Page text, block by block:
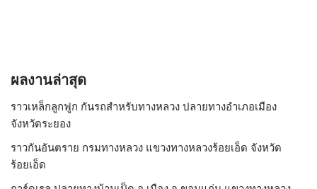
ผลงานล่าสุด
ราวเหล็กลูกฟูก กันรถสําหรับทางหลวง ปลายทางอำเภอเมือง
จังหวัดระยอง
ราวกันอันตราย กรมทางหลวง แขวงทางหลวงร้อยเอ็ด จังหวัด
ร้อยเอ็ด